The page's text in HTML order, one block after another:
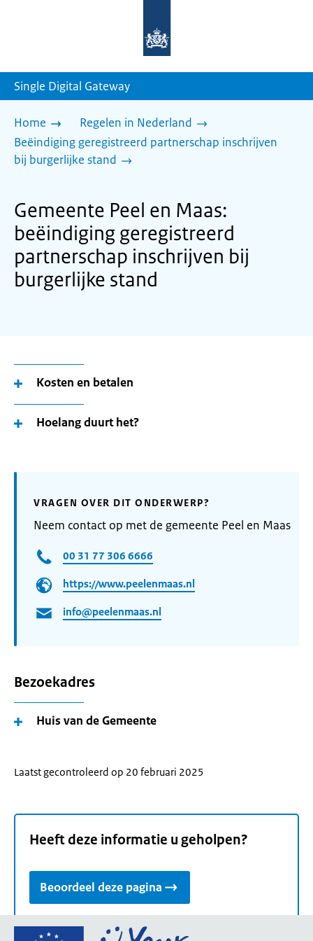
homepage
Single Digital Gateway
Home
Regelen in Nederland
Beëindiging geregistreerd partnerschap inschrijven
bij burgerlijke stand
Gemeente Peel en Maas:
beëindiging geregistreerd
partnerschap inschrijven bij
burgerlijke stand
Kosten en betalen
Hoelang duurt het?
VRAGEN OVER DIT ONDERWERP?
Neem contact op met de gemeente Peel en Maas
00 31 77 306 6666
https://www.peelenmaas.nl
info@peelenmaas.nl
Bezoekadres
Huis van de Gemeente
Laatst gecontroleerd op 20 februari 2025
Heeft deze informatie u geholpen?
Beoordeel deze pagina
Ga